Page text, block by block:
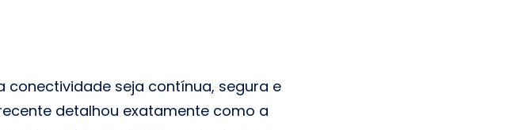
conectividade seja contínua, segura e
detalhou exatamente como a